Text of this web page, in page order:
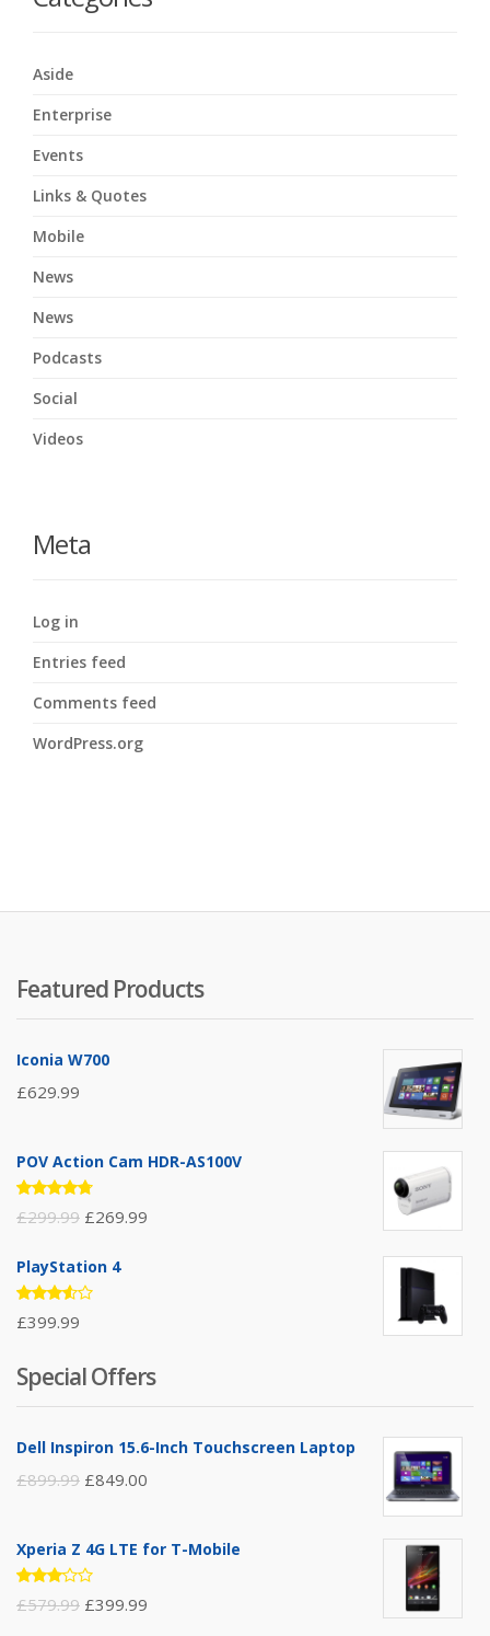
Aside
Enterprise
Events
Links & Quotes
Mobile
News
News
Podcasts
Social
Videos
Meta
Log in
Entries feed
Comments feed
WordPress.org
Featured Products
Iconia W700
£629.99
POV Action Cam HDR-AS100V
Rated
4.67out
£299.99 £269.99
PlayStation 4
Rated
3.50
5
£399.99
Special Offers
Dell Inspiron 15.6-Inch Touchscreen Laptop
£899.99 £849.00
Xperia Z 4G LTE for T-Mobile
Rated
3.00
£579.99 £399.99